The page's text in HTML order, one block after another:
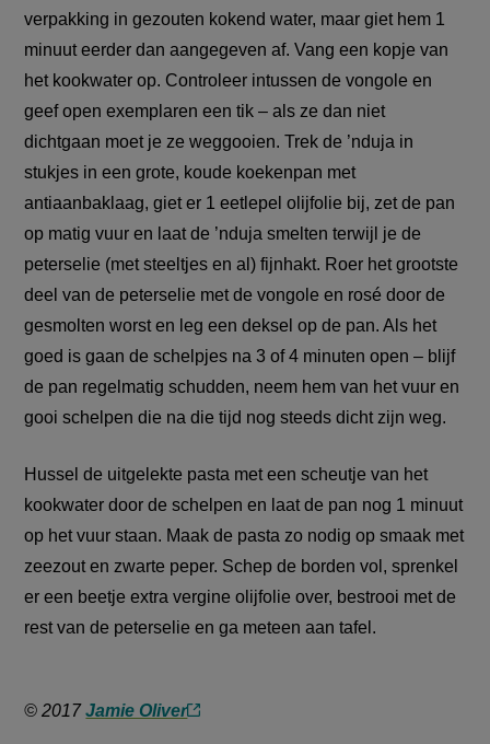
verpakking in gezouten kokend water, maar giet hem 1
minuut eerder dan aangegeven af. Vang een kopje van
het kookwater op. Controleer intussen de vongole en
geef open exemplaren een tik – als ze dan niet
dichtgaan moet je ze weggooien. Trek de ’nduja in
stukjes in een grote, koude koekenpan met
antiaanbaklaag, giet er 1 eetlepel olijfolie bij, zet de pan
op matig vuur en laat de ’nduja smelten terwijl je de
peterselie (met steeltjes en al) fijnhakt. Roer het grootste
deel van de peterselie met de vongole en rosé door de
gesmolten worst en leg een deksel op de pan. Als het
goed is gaan de schelpjes na 3 of 4 minuten open – blijf
de pan regelmatig schudden, neem hem van het vuur en
gooi schelpen die na die tijd nog steeds dicht zijn weg.
Hussel de uitgelekte pasta met een scheutje van het
kookwater door de schelpen en laat de pan nog 1 minuut
op het vuur staan. Maak de pasta zo nodig op smaak met
zeezout en zwarte peper. Schep de borden vol, sprenkel
er een beetje extra vergine olijfolie over, bestrooi met de
rest van de peterselie en ga meteen aan tafel.
© 2017Jamie Oliver(externe